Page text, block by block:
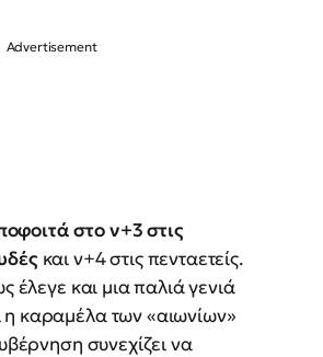
στο ν+3 στις
και ν+4 στις πενταετείς.
έλεγε και μια παλιά γενιά
καραμέλα των «αιωνίων»
συνεχίζει να